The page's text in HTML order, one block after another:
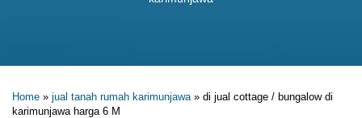
Home » jual tanah rumah karimunjawa » di jual cottage / bungalow di
karimunjawa harga 6 M